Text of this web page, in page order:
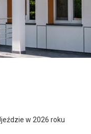
w 2026 roku